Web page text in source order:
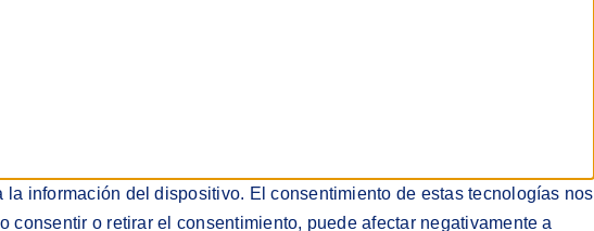
información del dispositivo. El consentimiento de estas tecnologías nos
o retirar el consentimiento, puede afectar negativamente a